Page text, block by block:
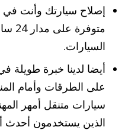
إصلاح سيارتك وأنت في
السيارات.
أيضا لدينا خبرة طويلة
على الطرقات وأمام
سيارات متنقل أمهر
الذين يستخدمون